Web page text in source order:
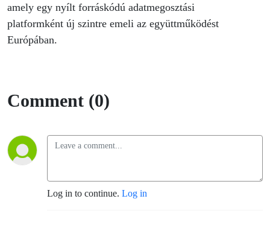
veszítsd
a
amely egy nyílt forráskódú adatmegosztási
platformként új szintre emeli az együttműködést
Európában.
Comment (0)
Log in to continue. Log in